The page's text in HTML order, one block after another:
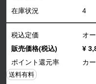
在庫状況 4
税込定価
オ
販売価格(税込)
¥
ポイント還元率
カ
送料有料